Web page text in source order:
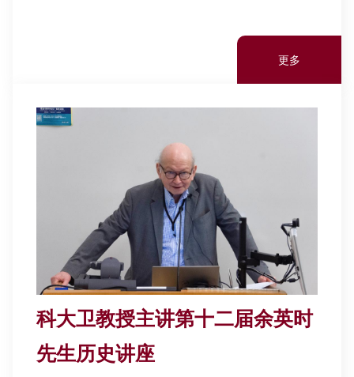
更多
科大卫教授主讲第十二届余英时
先生历史讲座